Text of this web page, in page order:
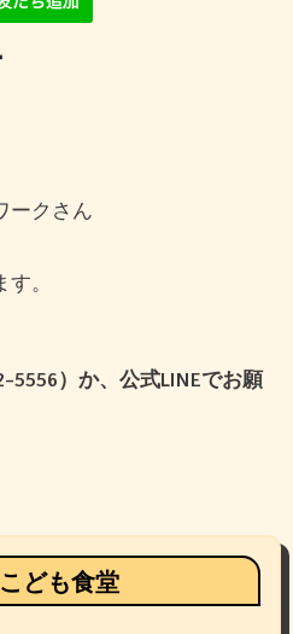
ークさん
。
）か、公式LINEでお願
ども食堂